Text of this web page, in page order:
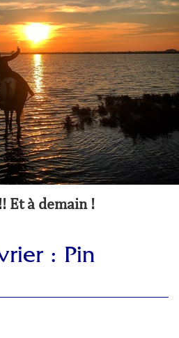
Et à demain !
: Pin